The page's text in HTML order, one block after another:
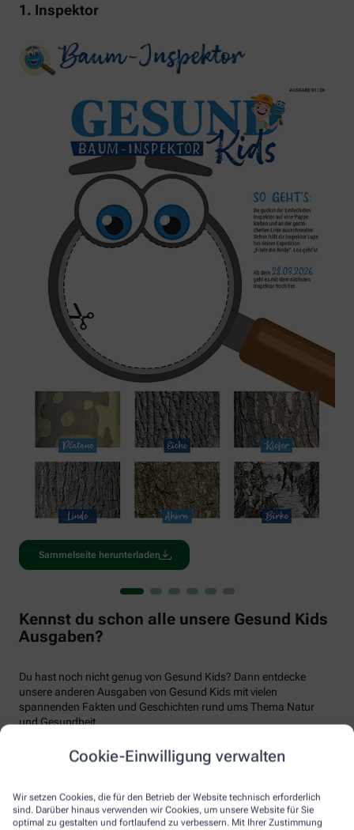
Cookie-Einwilligung verwalten
Wir setzen Cookies, die für den Betrieb der Website technisch erforderlich
sind. Darüber hinaus verwenden wir Cookies, um unsere Website für Sie
optimal zu gestalten und fortlaufend zu verbessern. Mit Ihrer Zustimmung
1. Inspektor
Sammelseite herunterladen
Kennst du schon alle unsere Gesund Kids
Ausgaben?
Du hast noch nicht genug von Gesund Kids? Dann entdecke
unsere anderen Ausgaben von Gesund Kids mit vielen
spannenden Fakten und Geschichten rund ums Thema Natur
und Gesundheit.